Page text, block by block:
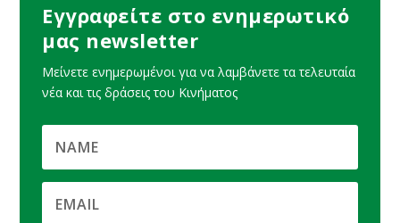
Εγγραφείτε στο ενημερωτικό
μας newsletter
Μείνετε ενημερωμένοι για να λαμβάνετε τα τελευταία
νέα και τις δράσεις του Κινήματος